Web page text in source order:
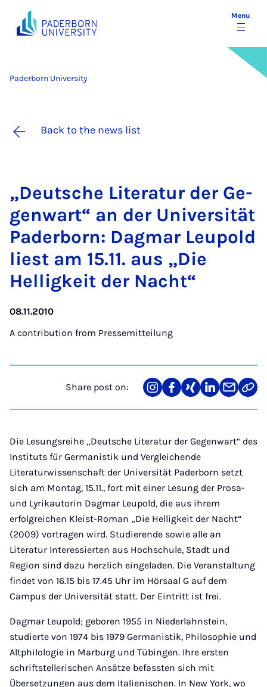
Menu
Paderborn University
Back to the news list
„Deutsche Lit­er­at­ur der Ge­
g­en­wart“ an der Uni­versität
Pader­born: Dag­mar Leu­pold
li­est am 15.11. aus „Die
Helligkeit der Nacht“
08.11.2010
A contribution from Pressemitteilung
Share post on:
Share
on
Teilen
auf
Teilen
auf
Teilen
auf
Teilen
über
Mail
Link
Die Lesungsreihe „Deutsche Literatur der Gegenwart“ des
Instituts für Germanistik und Vergleichende
Literaturwissenschaft der Universität Paderborn setzt
sich am Montag, 15.11., fort mit einer Lesung der Prosa-
und Lyrikautorin Dagmar Leupold, die aus ihrem
erfolgreichen Kleist-Roman „Die Helligkeit der Nacht“
(2009) vortragen wird. Studierende sowie alle an
Literatur Interessierten aus Hochschule, Stadt und
Region sind dazu herzlich eingeladen. Die Veranstaltung
findet von 16.15 bis 17.45 Uhr im Hörsaal G auf dem
Campus der Universität statt. Der Eintritt ist frei.
Dagmar Leupold; geboren 1955 in Niederlahnstein,
studierte von 1974 bis 1979 Germanistik, Philosophie und
Altphilologie in Marburg und Tübingen. Ihre ersten
schriftstellerischen Ansätze befassten sich mit
Übersetzungen aus dem Italienischen. In New York, wo